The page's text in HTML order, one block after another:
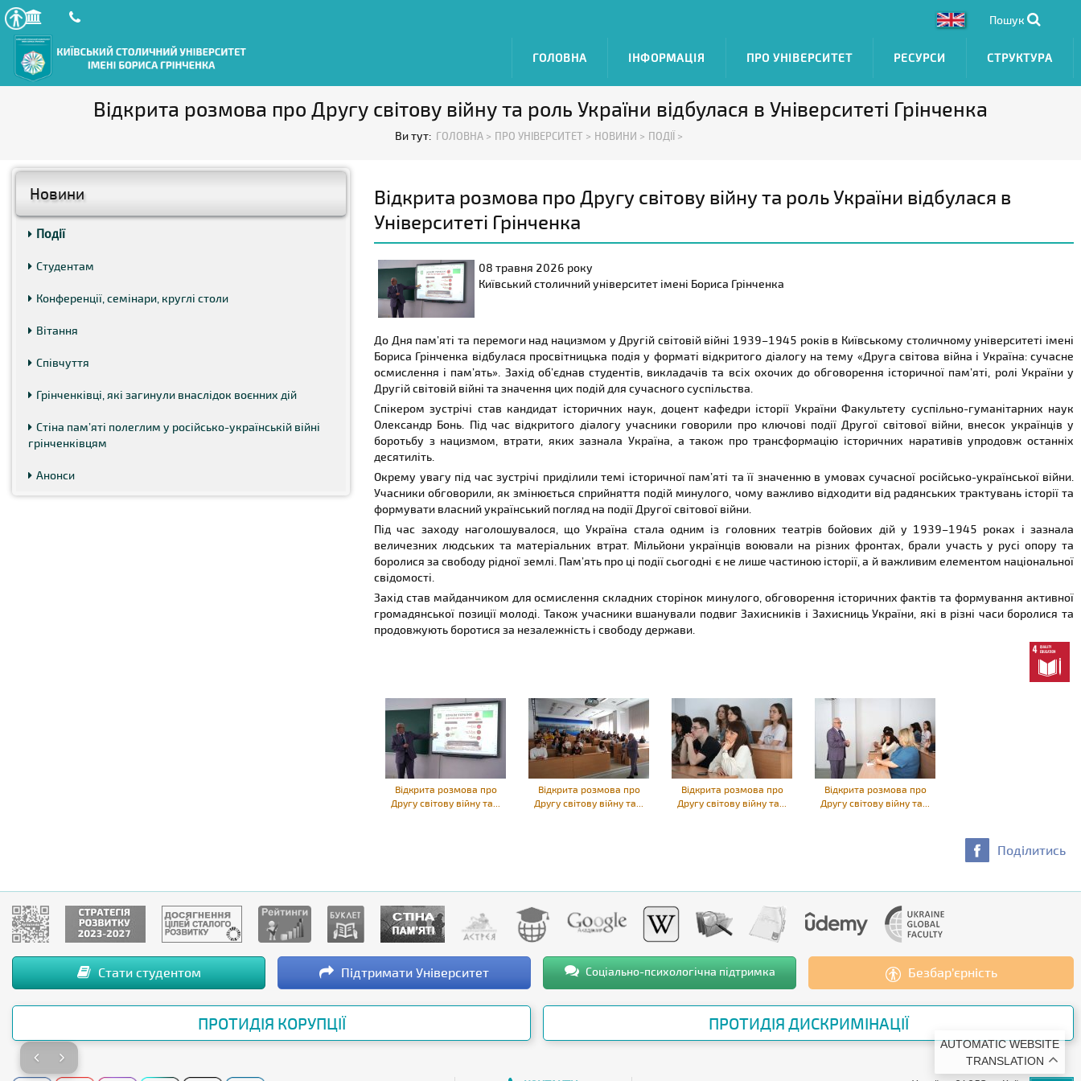
Пошук
AUTOMATIC WEBSITE
TRANSLATION
ГОЛОВНА ІНФОРМАЦІЯ ПРО УНІВЕРСИТЕТ РЕСУРСИ СТРУКТУРА
Відкрита розмова про Другу світову війну та роль України відбулася в Університеті Грінченка
Ви тут: ГОЛОВНА > ПРО УНІВЕРСИТЕТ > НОВИНИ > ПОДІЇ >
Новини
Події
Студентам
Конференції, семінари, круглі столи
Вітання
Співчуття
Грінченківці, які загинули внаслідок воєнних дій
Стіна пам’яті полеглим у російсько-українській війні
грінченківцям
Анонси
Відкрита розмова про Другу світову війну та роль України відбулася в
Університеті Грінченка
08 травня 2026 року
Київський столичний університет імені Бориса Грінченка
До Дня пам’яті та перемоги над нацизмом у Другій світовій війні 1939–1945 років в Київському столичному університеті імені
Бориса Грінченка відбулася просвітницька подія у форматі відкритого діалогу на тему «Друга світова війна і Україна: сучасне
осмислення і пам’ять». Захід об’єднав студентів, викладачів та всіх охочих до обговорення історичної пам’яті, ролі України у
Другій світовій війні та значення цих подій для сучасного суспільства.
Спікером зустрічі став кандидат історичних наук, доцент кафедри історії України Факультету суспільно-гуманітарних наук
Олександр Бонь. Під час відкритого діалогу учасники говорили про ключові події Другої світової війни, внесок українців у
боротьбу з нацизмом, втрати, яких зазнала Україна, а також про трансформацію історичних наративів упродовж останніх
десятиліть.
Окрему увагу під час зустрічі приділили темі історичної пам’яті та її значенню в умовах сучасної російсько-української війни.
Учасники обговорили, як змінюється сприйняття подій минулого, чому важливо відходити від радянських трактувань історії та
формувати власний український погляд на події Другої світової війни.
Під час заходу наголошувалося, що Україна стала одним із головних театрів бойових дій у 1939–1945 роках і зазнала
величезних людських та матеріальних втрат. Мільйони українців воювали на різних фронтах, брали участь у русі опору та
боролися за свободу рідної землі. Пам’ять про ці події сьогодні є не лише частиною історії, а й важливим елементом національної
свідомості.
Захід став майданчиком для осмислення складних сторінок минулого, обговорення історичних фактів та формування активної
громадянської позиції молоді. Також учасники вшанували подвиг Захисників і Захисниць України, які в різні часи боролися та
продовжують боротися за незалежність і свободу держави.
Відкрита розмова про
Другу світову війну та...
Відкрита розмова про
Другу світову війну та...
Відкрита розмова про
Другу світову війну та...
Відкрита розмова про
Другу світову війну та...
Поділитись
Стати студентом Підтримати Університет Соціально-психологічна підтримка Безбар’єрність
ПРОТИДІЯ КОРУПЦІЇ ПРОТИДІЯ ДИСКРИМІНАЦІЇ